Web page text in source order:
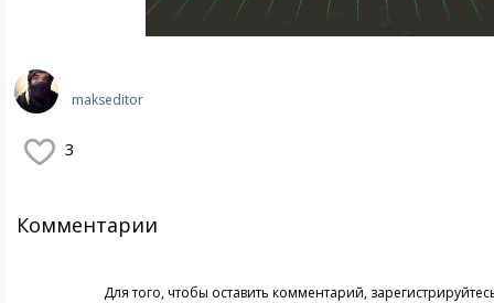
makseditor
3
Комментарии
Для того, чтобы оставить комментарий,